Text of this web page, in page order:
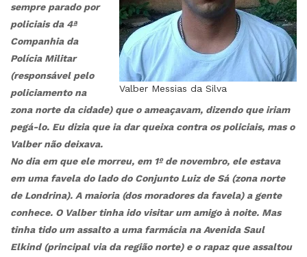
Valber Messias da Silva
sempre parado por
policiais da 4ª
Companhia da
Polícia Militar
(responsável pelo
policiamento na
zona norte da cidade) que o ameaçavam, dizendo que iriam
pegá-lo. Eu dizia que ia dar queixa contra os policiais, mas o
Valber não deixava.
No dia em que ele morreu, em 1º de novembro, ele estava
em uma favela do lado do Conjunto Luiz de Sá (zona norte
de Londrina). A maioria (dos moradores da favela) a gente
conhece. O Valber tinha ido visitar um amigo à noite. Mas
tinha tido um assalto a uma farmácia na Avenida Saul
Elkind (principal via da região norte) e o rapaz que assaltou